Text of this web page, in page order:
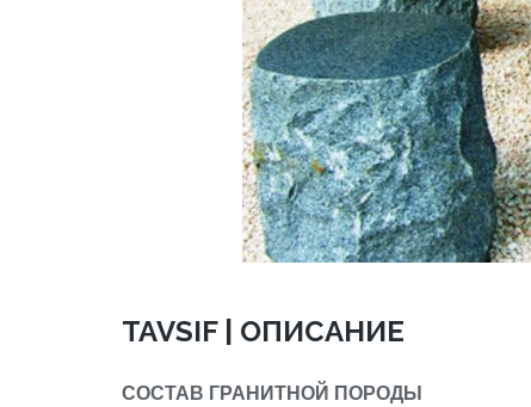
TAVSIF | ОПИСАНИЕ
СОСТАВ ГРАНИТНОЙ ПОРОДЫ